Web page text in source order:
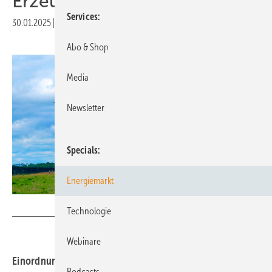
30.01.2025 Druckvorschau
Einordnung in den Inbetriebnahmeprozess und die
Services
Abo & Shop
Media
Newsletter
Specials
Energiemarkt
Technologie
Webinare